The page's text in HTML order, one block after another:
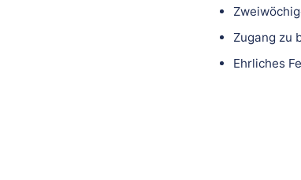
Zugang zu
Ehrliches